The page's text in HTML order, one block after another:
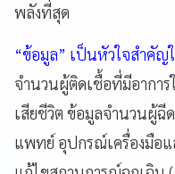
พลังที่สุด
“ข้อมูล” เป็นหัวใจสำคัญ
จำนวนผู้ติดเชื้อที่มีอากา
เสียชีวิต ข้อมูลจำนวนผู้ฉี
แพทย์ อุปกรณ์เครื่องมือ